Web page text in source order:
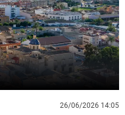
La rosa de los vientos
Gente viajera
Como el perro y el
Caso
Retornados
Equipo de
Operación Viuda
Extremadura
Galicia
La Rioja
Navarra
País Vasco
Virales
Televisión
Elecciones
26/06/2026 14:05